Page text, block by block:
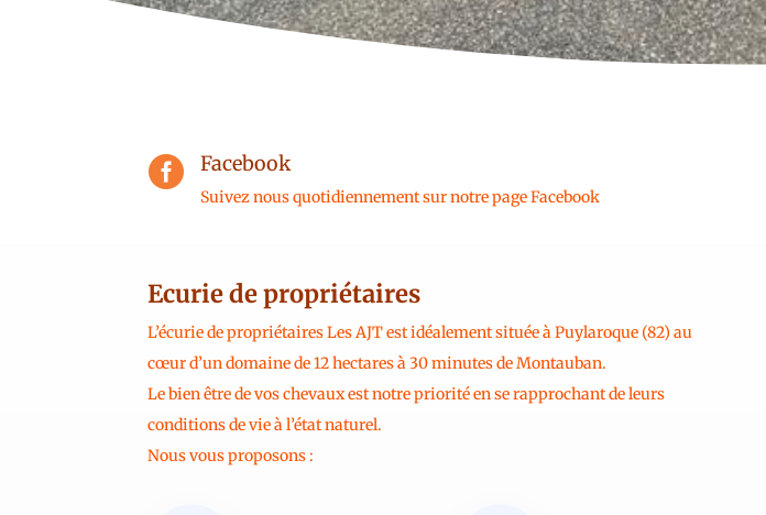
 Facebook
Suivez nous quotidiennement sur notre page Facebook
Ecurie de propriétaires
L’écurie de propriétaires Les AJT est idéalement située à Puylaroque (82) au
cœur d’un domaine de 12 hectares à 30 minutes de Montauban.
Le bien être de vos chevaux est notre priorité en se rapprochant de leurs
conditions de vie à l’état naturel.
Nous vous proposons :